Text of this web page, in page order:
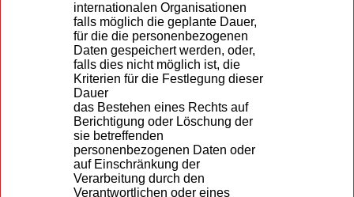
internationalen Organisationen
falls möglich die geplante Dauer,
für die die personenbezogenen
Daten gespeichert werden, oder,
falls dies nicht möglich ist, die
Kriterien für die Festlegung dieser
Dauer
das Bestehen eines Rechts auf
Berichtigung oder Löschung der
sie betreffenden
personenbezogenen Daten oder
auf Einschränkung der
Verarbeitung durch den
Verantwortlichen oder eines